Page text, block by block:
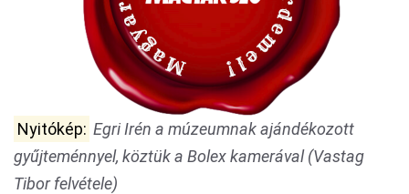
Nyitókép: Egri Irén a múzeumnak ajándékozott
gyűjteménnyel, köztük a Bolex kamerával (Vastag
Tibor felvétele)